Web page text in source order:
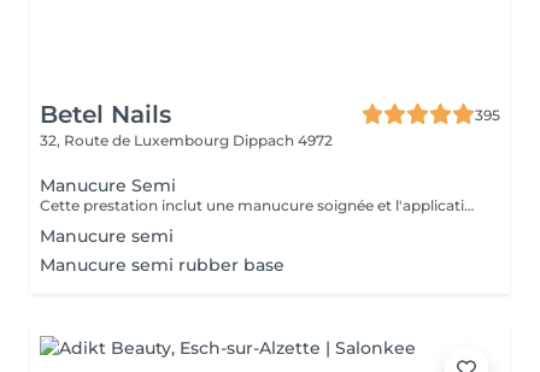
Betel Nails
395
32, Route de Luxembourg Dippach 4972
Manucure Semi
Cette prestation inclut une manucure soignée et l'application d'un vernis semi-permanent de la couleur de votre choix.
Manucure semi
Manucure semi rubber base